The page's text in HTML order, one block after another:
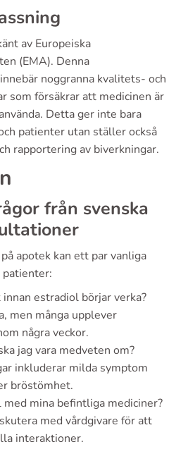
av Europeiska
(EMA). Denna
noggranna kvalitets- och
som försäkrar att medicinen är
Detta ger inte bara
patienter utan ställer också
rapportering av biverkningar.
från svenska
apotek kan ett par vanliga
patienter:
estradiol börjar verka?
men många upplever
några veckor.
jag vara medveten om?
inkluderar milda symptom
bröstömhet.
med mina befintliga mediciner?
med vårdgivare för att
interaktioner.